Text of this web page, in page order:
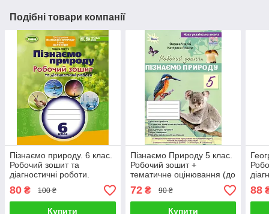
Подібні товари компанії
Пізнаємо природу. 6 клас.
Робочий зошит та
діагностичні роботи.
Левчук О.
80 ₴ 100 ₴
Купити
Пізнаємо Природу 5 клас.
Робочий зошит +
тематичне оцінювання (до
підручника Біда Д. Д., Т.Г.
Гільберг)
72₴ 90 ₴
Купити
88